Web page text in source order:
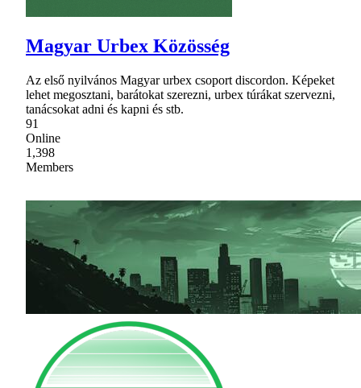
Magyar Urbex Közösség
Az első nyilvános Magyar urbex csoport discordon. Képeket
lehet megosztani, barátokat szerezni, urbex túrákat szervezni,
tanácsokat adni és kapni és stb.
91
Online
1,398
Members